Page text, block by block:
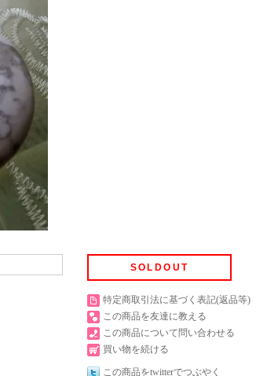
SOLDOUT
特定商取引法に基づく表記(返品等)
この商品を友達に教える
この商品について問い合わせる
買い物を続ける
この商品をtwitterでつぶやく